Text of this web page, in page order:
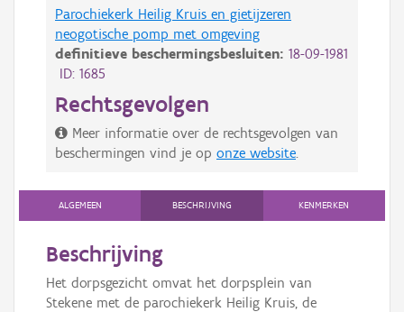
Parochiekerk Heilig Kruis en gietijzeren
neogotische pomp met omgeving
definitieve beschermingsbesluiten: 18-09-1981
ID: 1685
Rechtsgevolgen
Meer informatie over de rechtsgevolgen van
beschermingen vind je op onze website.
ALGEMEEN BESCHRIJVING KENMERKEN
Beschrijving
Het dorpsgezicht omvat het dorpsplein van
Stekene met de parochiekerk Heilig Kruis, de